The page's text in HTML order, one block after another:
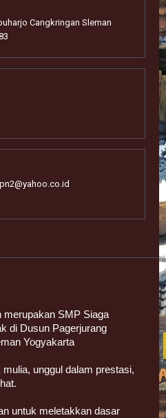
Cangkringan Sleman
merupakan SMP Siaga
di Dusun Pagerjurang
Yogyakarta
unggul dalam prestasi,
untuk meletakkan dasar